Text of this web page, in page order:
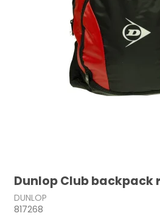
Dunlop Club backpack
DUNLOP
817268